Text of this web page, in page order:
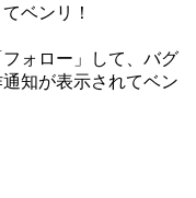
ベンリ！
ォロー」して、バグ
知が表示されてベン